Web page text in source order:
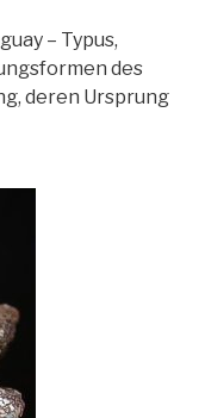
– Typus,
des
deren Ursprung